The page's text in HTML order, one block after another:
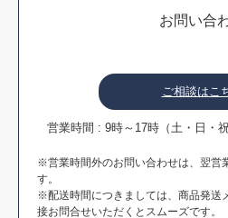
お問い合
ご相談はこ
営業時間 : 9時～17時（土・日・
※営業時間外のお問い合わせは、翌営
す。
※配送時間につきましては、商品発送
接お問合せいただくとスムーズです。